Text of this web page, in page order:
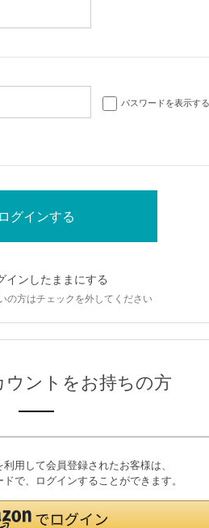
パスワードを表示する
インしたままにする
の方はチェックを外してください
ウントをお持ちの方
用して会員登録されたお客様は、
で、ログインすることができます。